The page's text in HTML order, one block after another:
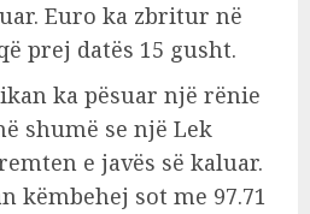
Euro ka zbritur në
prej datës 15 gusht.
ka pësuar një rënie
shumë se një Lek
e javës së kaluar.
këmbehej sot me 97.71